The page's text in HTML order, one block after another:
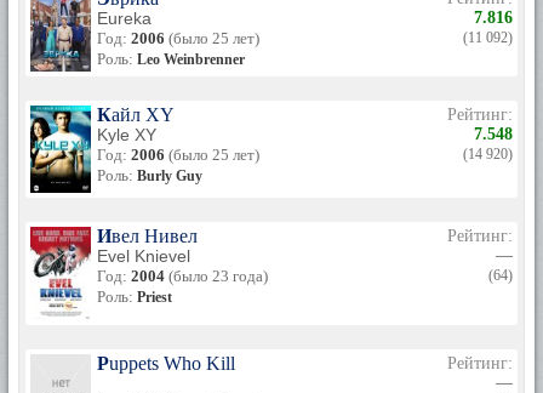
Eureka
Год: 2006 (было 25 лет)
Роль: Leo Weinbrenner
7.816
(11 092)
Кайл XY
Kyle XY
Год: 2006 (было 25 лет)
Роль: Burly Guy
Рейтинг:
7.548
(14 920)
Ивел Нивел
Evel Knievel
Год: 2004 (было 23 года)
Роль: Priest
Рейтинг:
—
(64)
Puppets Who Kill
Рейтинг:
—